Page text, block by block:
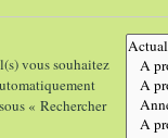
vous souhaitez
« Rechercher